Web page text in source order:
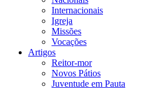
Internacionais
Igreja
Missões
Vocações
Artigos
Reitor-mor
Novos Pátios
Juventude em Pauta